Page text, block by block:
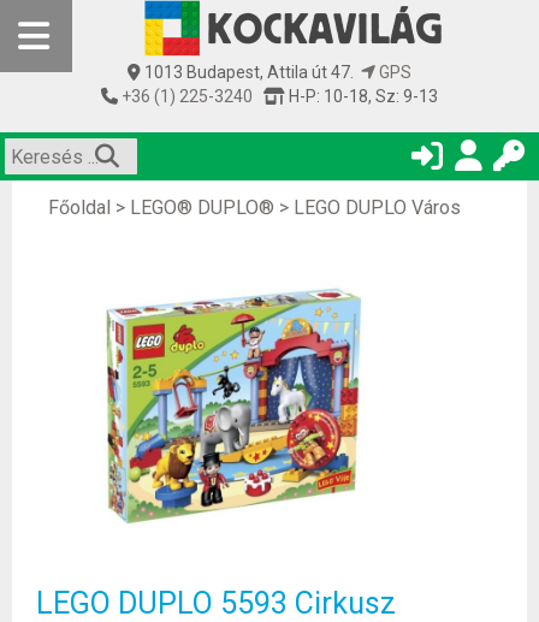
1013 Budapest, Attila út 47.
GPS
+36 (1) 225-3240
H-P: 10-18, Sz: 9-13
Főoldal > LEGO® DUPLO® > LEGO DUPLO Város
LEGO DUPLO 5593 Cirkusz